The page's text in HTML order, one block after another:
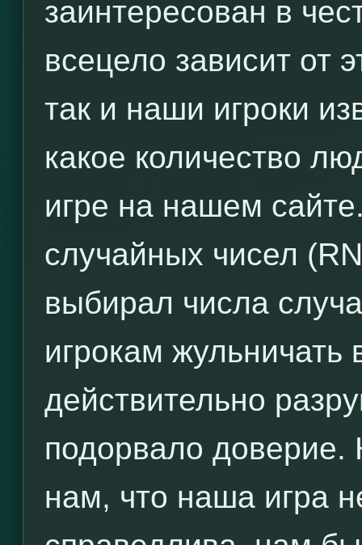
заинтересован в
всецело зависит от
так и наши игроки
какое количество
игре на нашем
случайных чисел
выбирал числа
игрокам
действительно
подорвало доверие.
нам, что наша игра